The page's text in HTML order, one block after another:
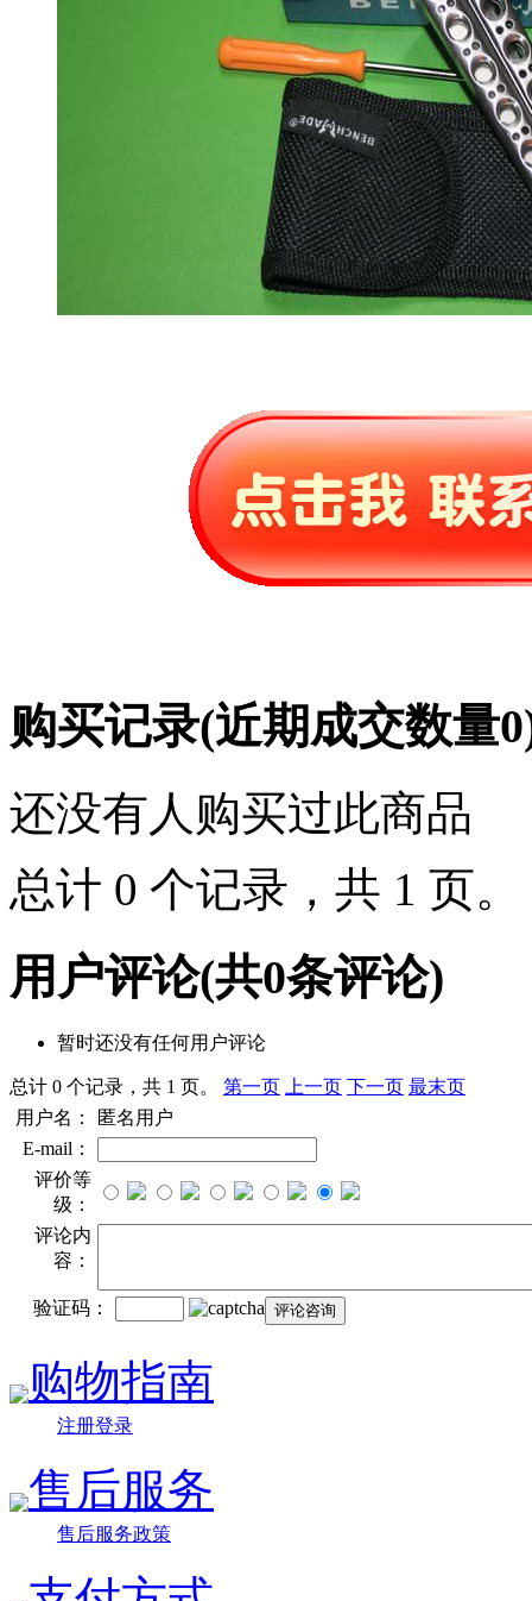
购买记录(近期成交数量0
还没有人购买过此商品
总计 0 个记录，共 1 页。
用户评论(共0条评论)
暂时还没有任何用户评论
总计 0 个记录，共 1 页。 第一页 上一页 下一页 最末页
用户名：
匿名用户
E-mail：
评价等
级：
评论内
容：
验证码：
购物指南
注册登录
售后服务
售后服务政策